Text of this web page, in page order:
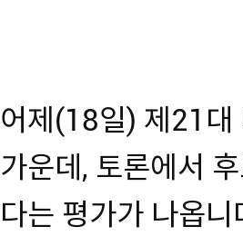
어제(18일) 제21대
가운데, 토론에서
다는 평가가 나옵니